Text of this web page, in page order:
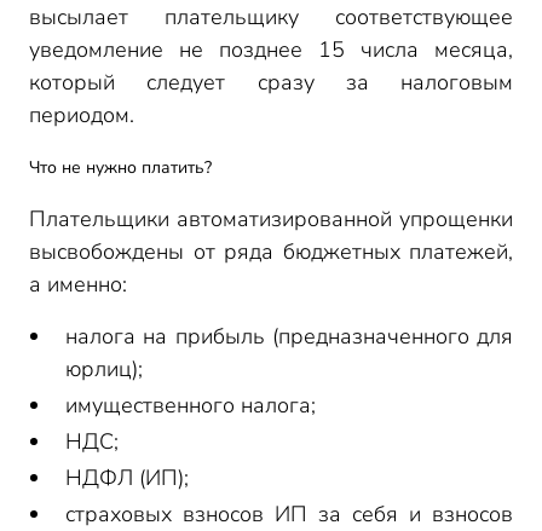
высылает плательщику соответствующее
уведомление не позднее 15 числа месяца,
который следует сразу за налоговым
периодом.
Что не нужно платить?
Плательщики автоматизированной упрощенки
высвобождены от ряда бюджетных платежей,
а именно:
налога на прибыль (предназначенного для
юрлиц);
имущественного налога;
НДС;
НДФЛ (ИП);
страховых взносов ИП за себя и взносов